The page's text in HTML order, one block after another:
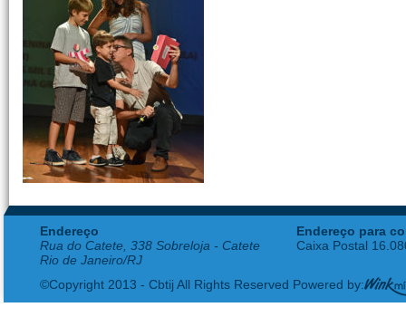
Endereço
Rua do Catete, 338 Sobreloja - Catete
Rio de Janeiro/RJ
Endereço para
Caixa Postal
©Copyright 2013 - Cbtij All Rights Reserved Powered by: